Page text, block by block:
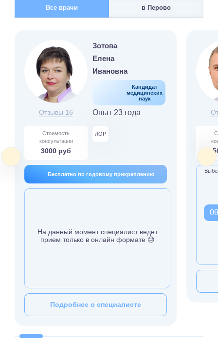
Все врачи в Перово
Отзывы 16
Зотова
Елена
Ивановна
Кандидат
медицинских
наук
Опыт 23 года
Стоимость
консультации
3000 руб
ЛОР
Бесплатно по годовому прикреплению
На данный момент специалист ведет
прием только в онлайн формате 😓
Подробнее о специалисте